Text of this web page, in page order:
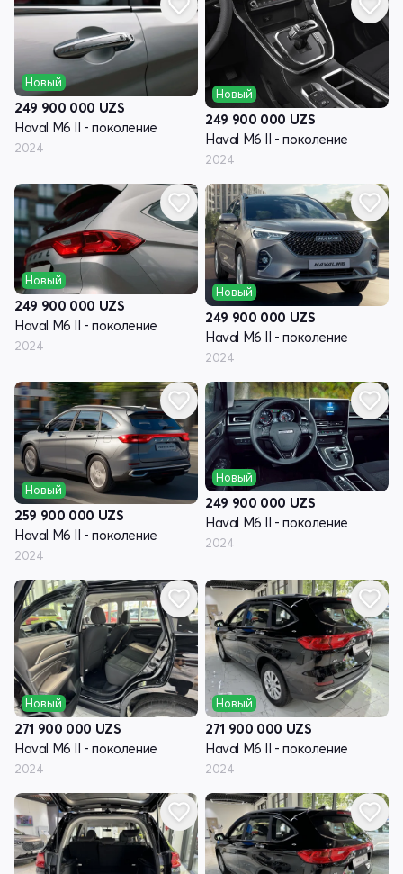
Новый
249 900 000 UZS
Haval M6 II - поколение
2024
Новый
249 900 000 UZS
Haval M6 II - поколение
2024
Новый
249 900 000 UZS
Haval M6 II - поколение
2024
Новый
249 900 000 UZS
Haval M6 II - поколение
2024
Новый
259 900 000 UZS
Haval M6 II - поколение
2024
Новый
249 900 000 UZS
Haval M6 II - поколение
2024
Новый
271 900 000 UZS
Haval M6 II - поколение
2024
Новый
271 900 000 UZS
Haval M6 II - поколение
2024